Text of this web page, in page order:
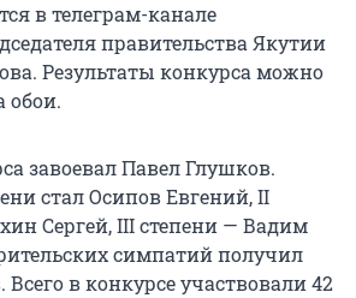
в телеграм-канале
правительства Якутии
Результаты конкурса можно
обои.
завоевал Павел Глушков.
стал Осипов Евгений, II
Сергей, III степени — Вадим
симпатий получил
в конкурсе участвовали 42